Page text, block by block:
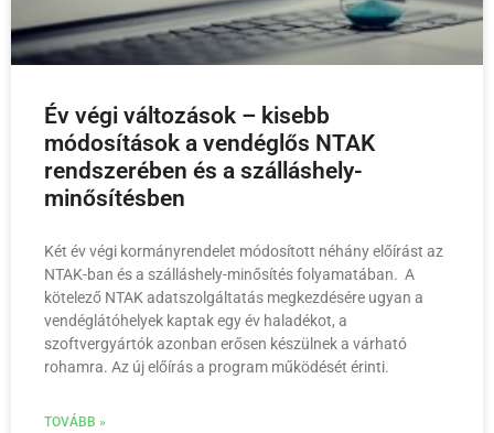
Év végi változások – kisebb
módosítások a vendéglős NTAK
rendszerében és a szálláshely-
minősítésben
Két év végi kormányrendelet módosított néhány előírást az
NTAK-ban és a szálláshely-minősítés folyamatában. A
kötelező NTAK adatszolgáltatás megkezdésére ugyan a
vendéglátóhelyek kaptak egy év haladékot, a
szoftvergyártók azonban erősen készülnek a várható
rohamra. Az új előírás a program működését érinti.
TOVÁBB »